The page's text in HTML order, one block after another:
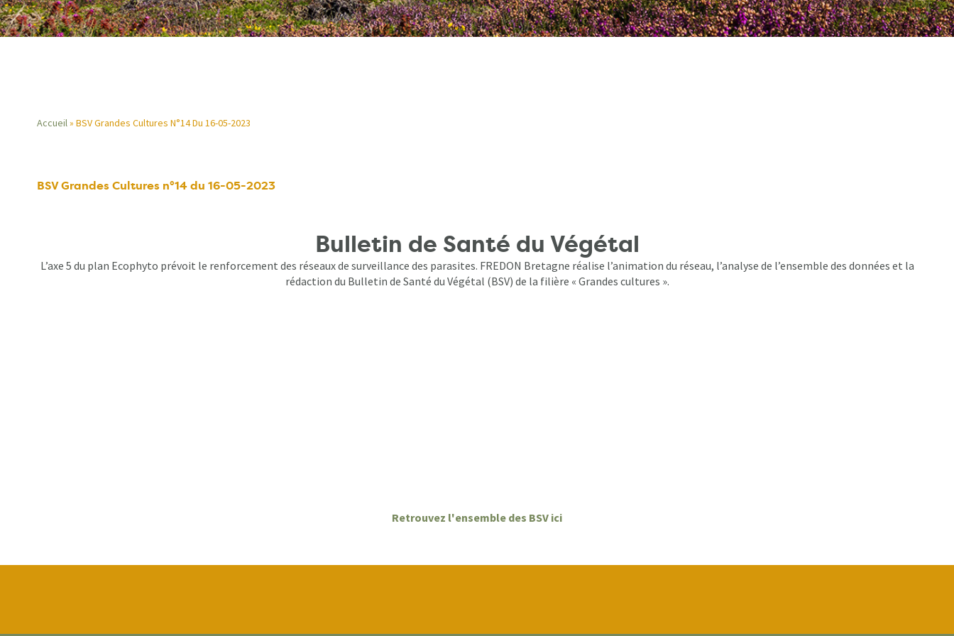
d'Ariane
Accueil BSV Grandes Cultures N°14 Du 16-05-2023
BSV Grandes Cultures n°14 du 16-05-2023
Bulletin de Santé du Végétal
L’axe 5 du plan Ecophyto prévoit le renforcement des réseaux de surveillance des parasites. FREDON Bretagne réalise l’animation du réseau, l’analyse de l’ensemble des données et la
rédaction du Bulletin de Santé du Végétal (BSV) de la filière « Grandes cultures ».
Retrouvez l'ensemble des BSV ici